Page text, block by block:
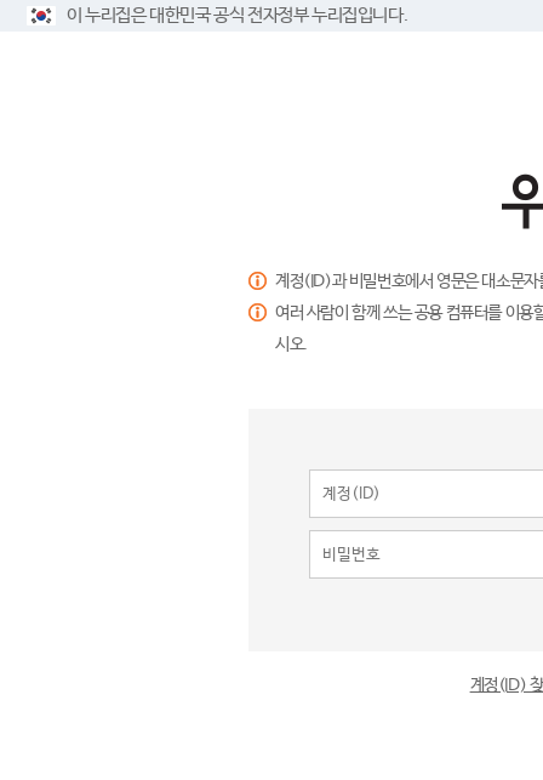
이 누리집은 대한민국 공식 전자정부 누리집입니다.
계정(ID)과 비밀번호에서 영문은 대소문
여러 사람이 함께 쓰는 공용 컴퓨터를 이
시오.
계정(ID)